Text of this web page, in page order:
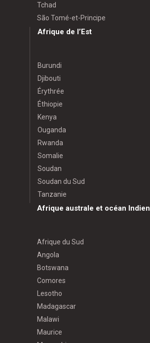
Tchad
São Tomé-et-Principe
Afrique de l’Est
Burundi
Djibouti
Érythrée
Éthiopie
Kenya
Ouganda
Rwanda
Somalie
Soudan
Soudan du Sud
Tanzanie
Afrique australe et océan Indien
Afrique du Sud
Angola
Botswana
Comores
Lesotho
Madagascar
Malawi
Maurice